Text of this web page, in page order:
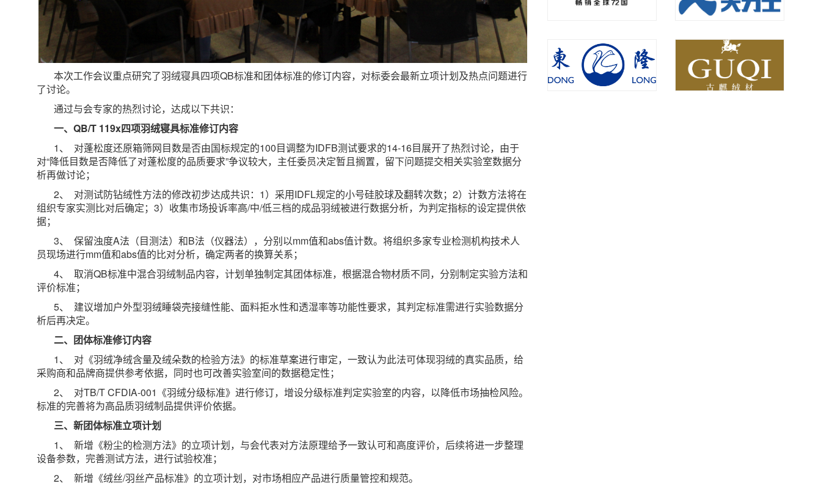
本次工作会议重点研究了羽绒寝具四项QB标准和团体标准的修订内容，对标委会最新立项计划及热点问题进行
了讨论。
通过与会专家的热烈讨论，达成以下共识：
一、QB/T 119x四项羽绒寝具标准修订内容
1、 对蓬松度还原箱筛网目数是否由国标规定的100目调整为IDFB测试要求的14-16目展开了热烈讨论，由于
对“降低目数是否降低了对蓬松度的品质要求”争议较大，主任委员决定暂且搁置，留下问题提交相关实验室数据分
析再做讨论；
2、 对测试防钻绒性方法的修改初步达成共识：1）采用IDFL规定的小号硅胶球及翻转次数；2）计数方法将在
组织专家实测比对后确定；3）收集市场投诉率高/中/低三档的成品羽绒被进行数据分析，为判定指标的设定提供依
据；
3、 保留浊度A法（目测法）和B法（仪器法），分别以mm值和abs值计数。将组织多家专业检测机构技术人
员现场进行mm值和abs值的比对分析，确定两者的换算关系；
4、 取消QB标准中混合羽绒制品内容，计划单独制定其团体标准，根据混合物材质不同，分别制定实验方法和
评价标准；
5、 建议增加户外型羽绒睡袋壳接缝性能、面料拒水性和透湿率等功能性要求，其判定标准需进行实验数据分
析后再决定。
二、团体标准修订内容
1、 对《羽绒净绒含量及绒朵数的检验方法》的标准草案进行审定，一致认为此法可体现羽绒的真实品质，给
采购商和品牌商提供参考依据，同时也可改善实验室间的数据稳定性；
2、 对TB/T CFDIA-001《羽绒分级标准》进行修订，增设分级标准判定实验室的内容，以降低市场抽检风险。
标准的完善将为高品质羽绒制品提供评价依据。
三、新团体标准立项计划
1、 新增《粉尘的检测方法》的立项计划，与会代表对方法原理给予一致认可和高度评价，后续将进一步整理
设备参数，完善测试方法，进行试验校准；
2、 新增《绒丝/羽丝产品标准》的立项计划，对市场相应产品进行质量管控和规范。